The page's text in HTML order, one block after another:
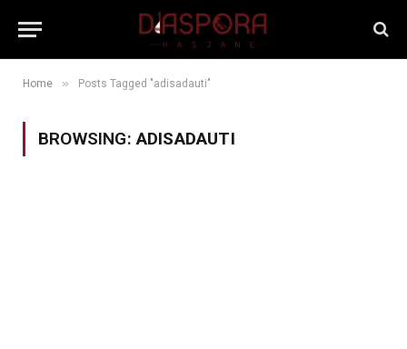
Home » Posts Tagged "adisadauti"
BROWSING:ADISADAUTI